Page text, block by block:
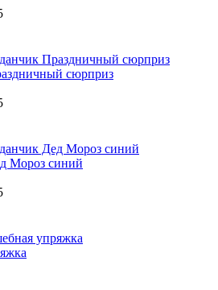
сюрприз
Мороз синий